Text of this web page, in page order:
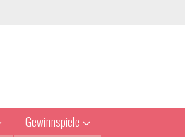
Gewinnspiele